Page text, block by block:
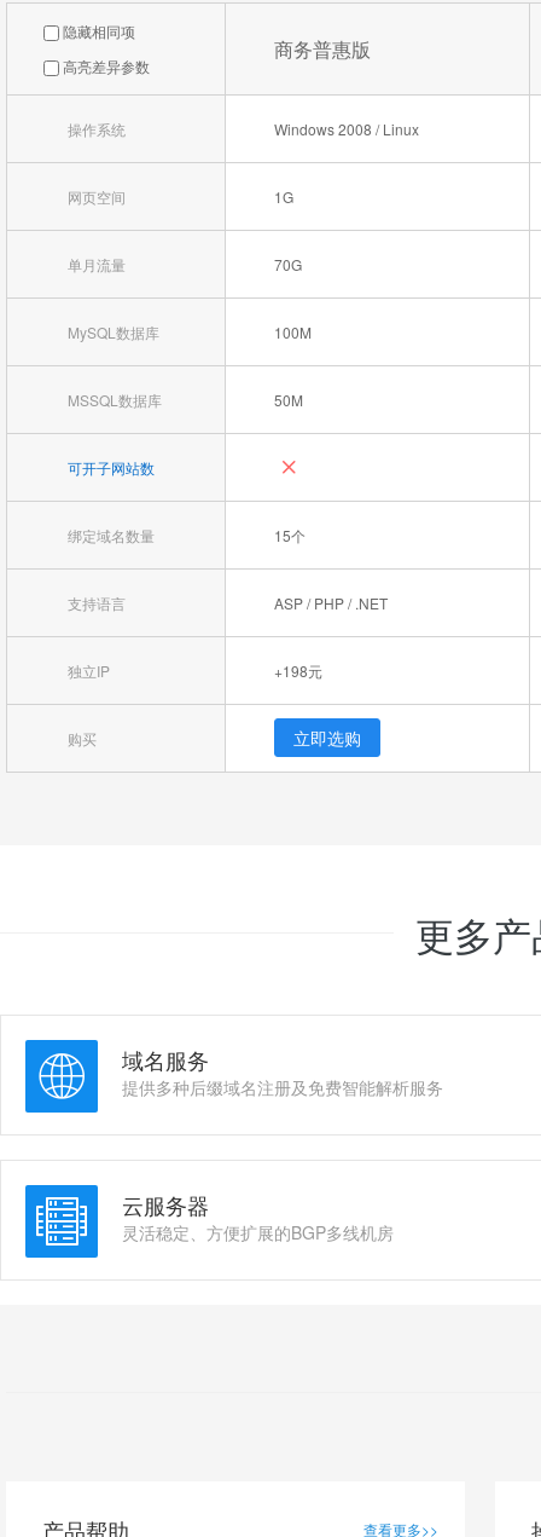
隐藏相同项
高亮差异参数
商务普惠版
操作系统 Windows 2008 / Linux
网页空间 1G
单月流量 70G
MySQL数据库 100M
MSSQL数据库 50M
可开子网站数
绑定域名数量 15个
支持语言 ASP / PHP / .NET
独立IP +198元
购买 立即选购
更多
域名服务
提供多种后缀域名注册及免费智能解析服务
云服务器
灵活稳定、方便扩展的BGP多线机房
产品帮助 查看更多>>